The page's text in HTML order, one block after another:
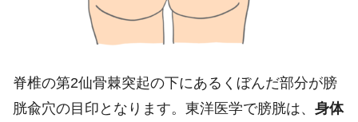
脊椎の第2仙骨棘突起の下にあるくぼんだ部分が膀
胱兪穴の目印となります。 東洋医学で膀胱は、 身体